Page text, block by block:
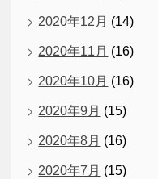
2020年12月 (14)
2020年11月 (16)
2020年10月 (16)
2020年9月 (15)
2020年8月 (16)
2020年7月 (15)